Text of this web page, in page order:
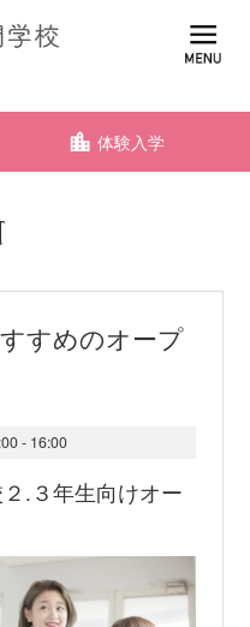
体験入学
すめのオープ
- 16:00
.３年生向けオー